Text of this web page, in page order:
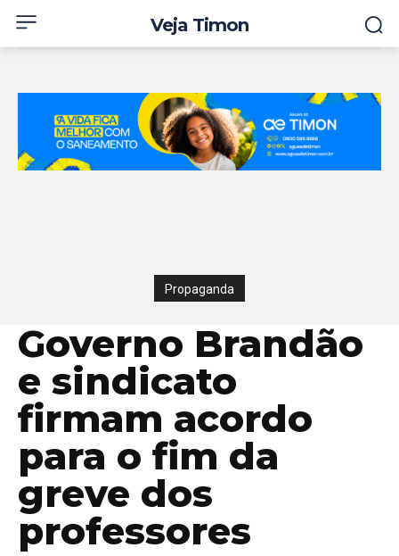
Veja Timon
Propaganda
Governo Brandão
e sindicato
firmam acordo
para o fim da
greve dos
professores